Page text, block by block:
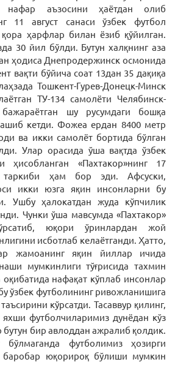
нафар аъзосини ҳаётдан олиб
11 август санаси ўзбек футбол
ҳарфлар билан ёзиб қўйилган.
30 йил бўлди. Бутун халқнинг аза
ҳодиса Днепродержинск осмонида
вақти бўйича соат 13дан 35 дақиқа
Тошкент-Гурев-Донецк-Минск
ТУ-134 самолёти Челябинск-
шу русумдаги бошқа
кетди. Фожеа ердан 8400 метр
ва икки самолёт бортида бўлган
Улар орасида ўша вақтда ўзбек
ҳисобланган «Пахтакор»нинг 17
таркиби ҳам бор эди. Афсуски,
икки юзга яқин инсонларни бу
Ушбу ҳалокатдан жуда кўпчилик
Чунки ўша мавсумда «Пахтакор»
юқори ўринлардан жой
исботлаб келаётганди. Ҳатто,
жамоанинг яқин йиллар ичида
мумкинлиги тўғрисида тахмин
нафақат кўплаб инсонлар
ўзбек футболининг ривожланишига
кўрсатди. Тасаввур қилинг,
футболчиларимиз дунёдан кўз
бир авлоддан ажралиб қолдик.
футболимиз ҳозирги
баробар юқорироқ бўлиши мумкин